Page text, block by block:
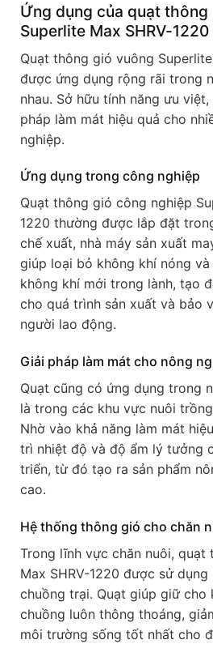
Ứng dụng của quạt thông
Superlite Max SHRV-1220
Quạt thông gió vuông
được ứng dụng rộng rãi trong
nhau. Sở hữu tính năng ưu
pháp làm mát hiệu quả cho
nghiệp.
Ứng dụng trong công nghiệp
Quạt thông gió công nghiệp
1220 thường được lắp đặt
chế xuất, nhà máy sản xuất
giúp loại bỏ không khí nóng
không khí mới trong lành, tạo
cho quá trình sản xuất và bảo
người lao động.
Giải pháp làm mát cho nông
Quạt cũng có ứng dụng trong
là trong các khu vực nuôi
Nhờ vào khả năng làm mát
trì nhiệt độ và độ ẩm lý tưởng
triển, từ đó tạo ra sản phẩm
cao.
Hệ thống thông gió cho chăn
Trong lĩnh vực chăn nuôi, quạt
Max SHRV-1220 được sử
chuồng trại. Quạt giúp giữ cho
chuồng luôn thông thoáng,
môi trường sống tốt nhất cho